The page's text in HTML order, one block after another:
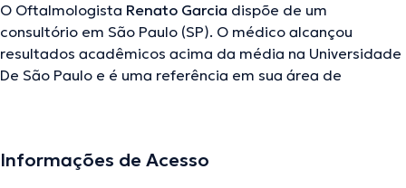
O Oftalmologista Renato Garcia dispõe de um
consultório em São Paulo (SP). O médico alcançou
resultados acadêmicos acima da média na Universidade
De São Paulo e é uma referência em sua área de
Garcia contribuiu em múltiplas conferências com a
Informações de Acesso